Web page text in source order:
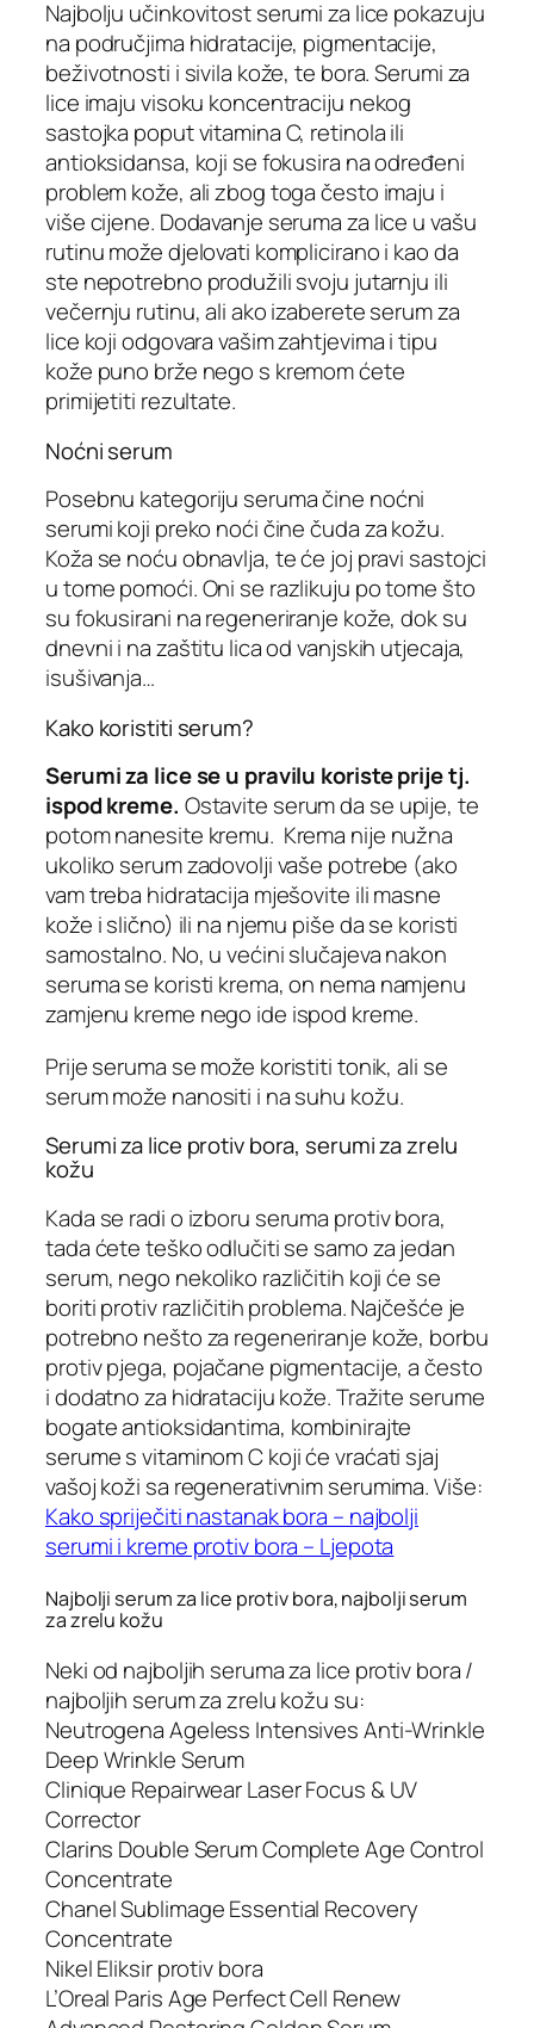
Najbolju učinkovitost serumi za lice pokazuju
na područjima hidratacije, pigmentacije,
beživotnosti i sivila kože, te bora. Serumi za
lice imaju visoku koncentraciju nekog
sastojka poput vitamina C, retinola ili
antioksidansa, koji se fokusira na određeni
problem kože, ali zbog toga često imaju i
više cijene. Dodavanje seruma za lice u vašu
rutinu može djelovati komplicirano i kao da
ste nepotrebno produžili svoju jutarnju ili
večernju rutinu, ali ako izaberete serum za
lice koji odgovara vašim zahtjevima i tipu
kože puno brže nego s kremom ćete
primijetiti rezultate.
Noćni serum
Posebnu kategoriju seruma čine noćni
serumi koji preko noći čine čuda za kožu.
Koža se noću obnavlja, te će joj pravi sastojci
u tome pomoći. Oni se razlikuju po tome što
su fokusirani na regeneriranje kože, dok su
dnevni i na zaštitu lica od vanjskih utjecaja,
isušivanja…
Kako koristiti serum?
Serumi za lice se u pravilu koriste prije tj.
ispod kreme. Ostavite serum da se upije, te
potom nanesite kremu. Krema nije nužna
ukoliko serum zadovolji vaše potrebe (ako
vam treba hidratacija mješovite ili masne
kože i slično) ili na njemu piše da se koristi
samostalno. No, u većini slučajeva nakon
seruma se koristi krema, on nema namjenu
zamjenu kreme nego ide ispod kreme.
Prije seruma se može koristiti tonik, ali se
serum može nanositi i na suhu kožu.
Serumi za lice protiv bora, serumi za zrelu
kožu
Kada se radi o izboru seruma protiv bora,
tada ćete teško odlučiti se samo za jedan
serum, nego nekoliko različitih koji će se
boriti protiv različitih problema. Najčešće je
potrebno nešto za regeneriranje kože, borbu
protiv pjega, pojačane pigmentacije, a često
i dodatno za hidrataciju kože. Tražite serume
bogate antioksidantima, kombinirajte
serume s vitaminom C koji će vraćati sjaj
vašoj koži sa regenerativnim serumima. Više:
Kako spriječiti nastanak bora – najbolji
serumi i kreme protiv bora – Ljepota
Najbolji serum za lice protiv bora, najbolji serum
za zrelu kožu
Neki od najboljih seruma za lice protiv bora /
najboljih serum za zrelu kožu su:
Neutrogena Ageless Intensives Anti-Wrinkle
Deep Wrinkle Serum
Clinique Repairwear Laser Focus & UV
Corrector
Clarins Double Serum Complete Age Control
Concentrate
Chanel Sublimage Essential Recovery
Concentrate
Nikel Eliksir protiv bora
L’Oreal Paris Age Perfect Cell Renew